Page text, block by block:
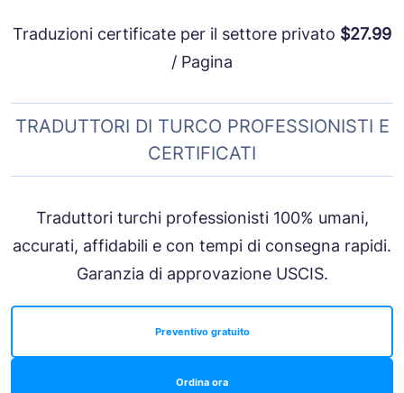
Traduzioni certificate per il settore privato $27.99
/ Pagina
TRADUTTORI DI TURCO PROFESSIONISTI E
CERTIFICATI
Traduttori turchi professionisti 100% umani,
accurati, affidabili e con tempi di consegna rapidi.
Garanzia di approvazione USCIS.
Ordina ora
Preventivo gratuito